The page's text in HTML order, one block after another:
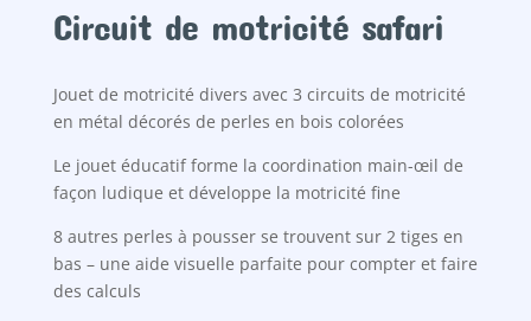
Circuit de motricité safari
Jouet de motricité divers avec 3 circuits de motricité
en métal décorés de perles en bois colorées
Le jouet éducatif forme la coordination main-œil de
façon ludique et développe la motricité fine
8 autres perles à pousser se trouvent sur 2 tiges en
bas – une aide visuelle parfaite pour compter et faire
des calculs